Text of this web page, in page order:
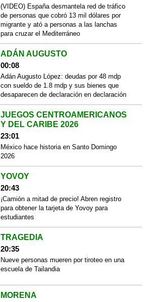
(VIDEO) España desmantela red de tráfico
de personas que cobró 13 mil dólares por
migrante y ató a personas a las lanchas
para cruzar el Mediterráneo
ADÁN AUGUSTO
00:08
Adán Augusto López: deudas por 48 mdp
con sueldo de 1.8 mdp y sus bienes que
desaparecen de declaración en declaración
JUEGOS CENTROAMERICANOS
Y DEL CARIBE 2026
23:01
México hace historia en Santo Domingo
2026
YOVOY
20:43
¡Camión a mitad de precio! Abren registro
para obtener la tarjeta de Yovoy para
estudiantes
TRAGEDIA
20:35
Nueve personas mueren por tiroteo en una
escuela de Tailandia
MORENA